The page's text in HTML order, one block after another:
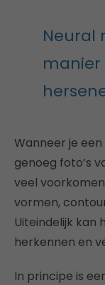
Neural
manier
Wanneer je
genoeg foto’s
veel
vormen,
Uiteindelijk kan
herkennen en
In principe is